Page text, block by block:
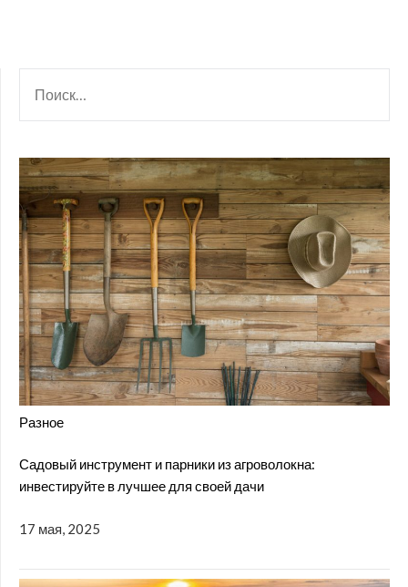
Разное
Садовый инструмент и парники из агроволокна:
инвестируйте в лучшее для своей дачи
17 мая, 2025